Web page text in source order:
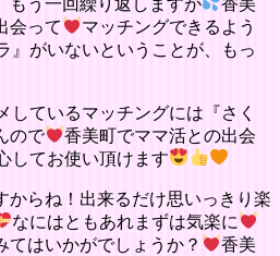
会って
マッチングできるよう
』がいないということが、もっ
しているマッチングには『さく
ので
香美町でママ活との出会
してお使い頂けます
からね！出来るだけ思いっきり楽
なにはともあれまずは気楽に
てはいかがでしょうか？
香美